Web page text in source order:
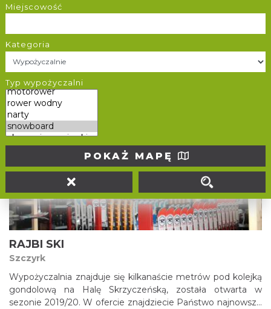
Miejscowość
Kategoria
Typ wypożyczalni
POKAŻ MAPĘ
Bielsko-Biała
Wypożyczalnia i sklep oferuje: współpracę z instruktorami
PZN, narty, snowboard, narty biegowe, rakiety śnieżne,
skutery śnieżne, ski serwis. Specjalna oferta sportowo -
rekreacyjna dla ośrodków wypoczynkowych, hoteli, szkół,
klubów sportowych.
DODAJ DO PLANERA
RAJBI SKI
Szczyrk
Wypożyczalnia znajduje się kilkanaście metrów pod kolejką
gondolową na Halę Skrzyczeńską, została otwarta w
sezonie 2019/20. W ofercie znajdziecie Państwo najnowsze